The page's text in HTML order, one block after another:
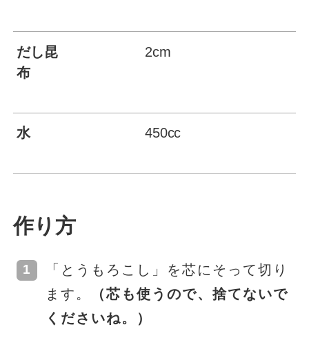
だし昆
布
2cm
水 450cc
作り方
「とうもろこし」を芯にそって切り
ます。
（芯も使うので、捨てないで
くださいね。）